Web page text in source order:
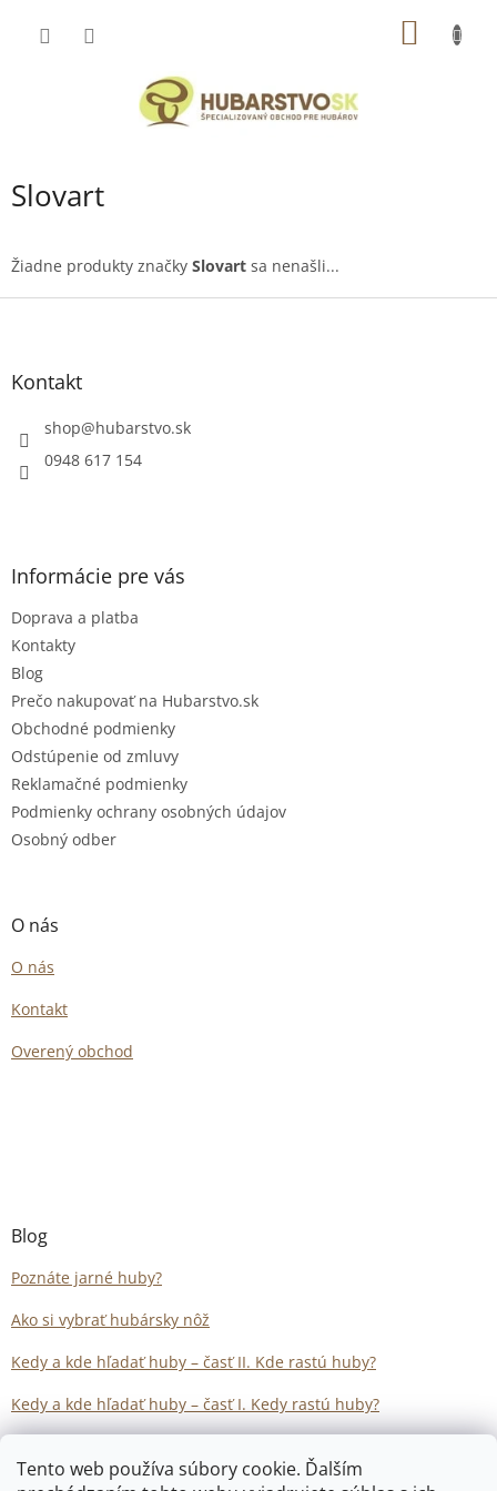
Tento web používa súbory cookie. Ďalším
Slovart
Žiadne produkty značky Slovart sa nenašli...
Z
Kontakt
shop@hubarstvo.sk
0948 617 154
Informácie pre vás
Doprava a platba
Kontakty
Blog
Prečo nakupovať na Hubarstvo.sk
Obchodné podmienky
Odstúpenie od zmluvy
Reklamačné podmienky
Podmienky ochrany osobných údajov
Osobný odber
O nás
O nás
Kontakt
Overený obchod
Blog
Poznáte jarné huby?
Ako si vybrať hubársky nôž
Kedy a kde hľadať huby – časť II. Kde rastú huby?
Kedy a kde hľadať huby – časť I. Kedy rastú huby?